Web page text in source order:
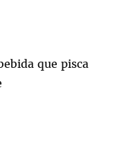
que pisca